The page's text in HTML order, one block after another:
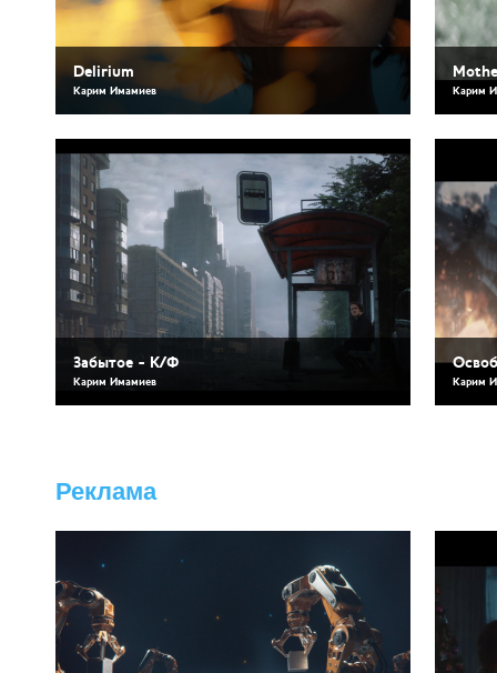
Delirium
Карим Имамиев Карим
Забытое - К/Ф
Карим Имамиев Карим
Реклама